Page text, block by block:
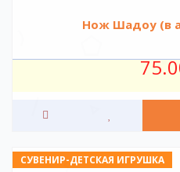
Нож Шадоу (в
СУВЕНИР-ДЕТСКАЯ ИГРУШКА